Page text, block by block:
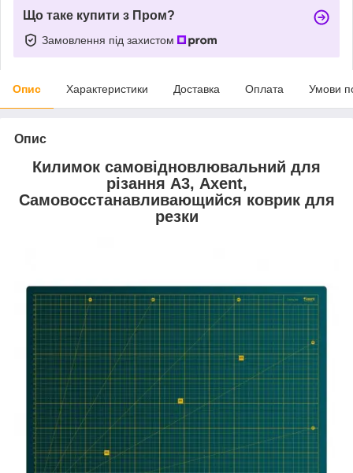
Що таке купити з Пром?
Замовлення під захистом
Опис Характеристики Доставка Оплата Умови
Опис
Килимок самовідновлювальний для
різання А3, Axent,
Самовосстанавливающийся коврик для
резки